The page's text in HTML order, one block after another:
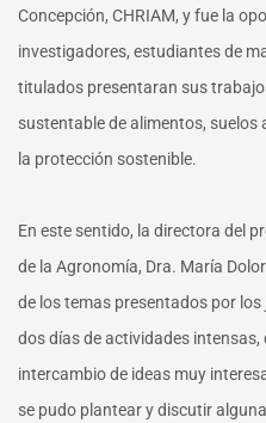
Concepción, CHRIAM, y fue la
investigadores, estudiantes de
titulados presentaran sus
sustentable de alimentos, suelos
la protección sostenible.
En este sentido, la directora del
de la Agronomía, Dra. María
de los temas presentados por
dos días de actividades intensas,
intercambio de ideas muy
se pudo plantear y discutir